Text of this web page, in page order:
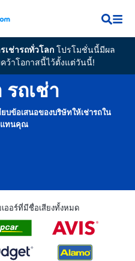
เช่ารถทั่วโลกโปรโมชั่นนี้มีผล
ว้าโอกาสนี้ไว้ตั้งแต่วันนี้!
ถเช่า
ยบข้อเสนอของบริษัทให้เช่ารถใน
ทนคุณ
เออร์ที่มีชื่อเสียงทั้งหมด